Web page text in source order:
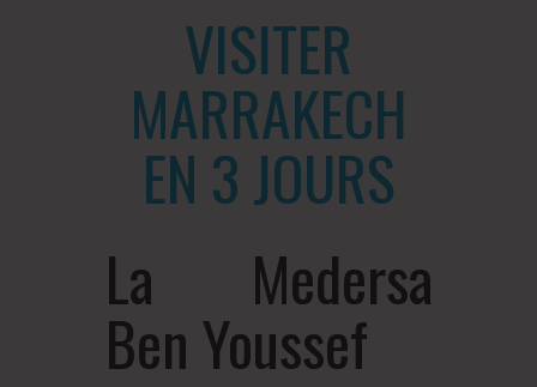
VISITER
MARRAKECH
EN 3 JOURS
La Medersa
Ben Youssef